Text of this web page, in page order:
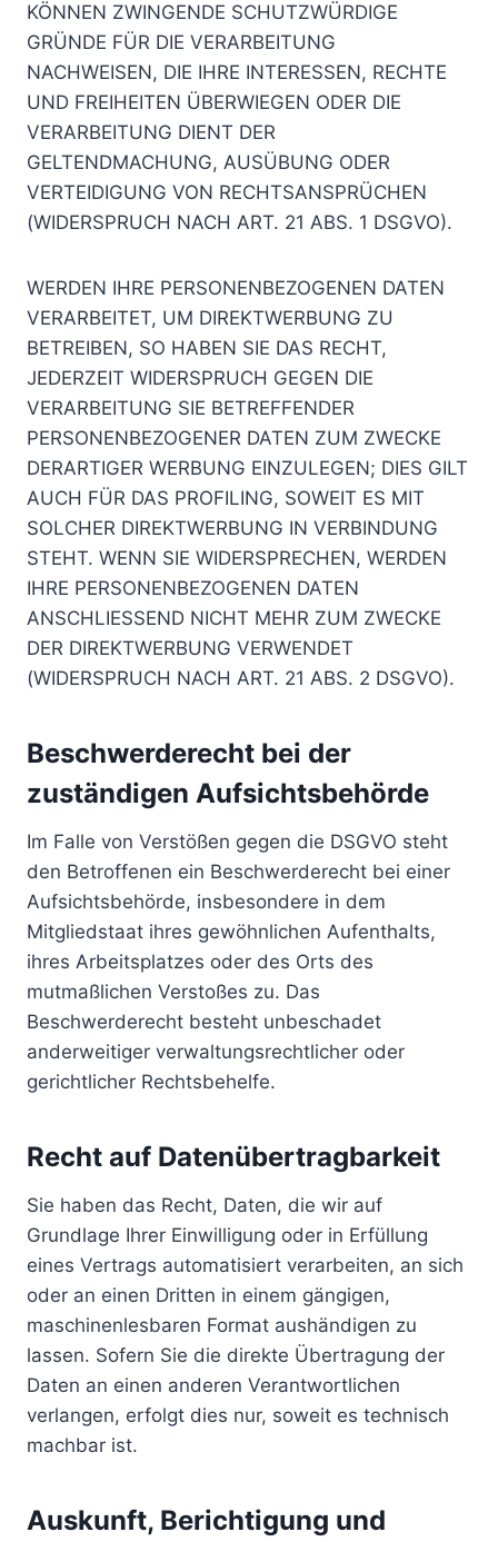
KÖNNEN ZWINGENDE SCHUTZWÜRDIGE
GRÜNDE FÜR DIE VERARBEITUNG
NACHWEISEN, DIE IHRE INTERESSEN, RECHTE
UND FREIHEITEN ÜBERWIEGEN ODER DIE
VERARBEITUNG DIENT DER
GELTENDMACHUNG, AUSÜBUNG ODER
VERTEIDIGUNG VON RECHTSANSPRÜCHEN
(WIDERSPRUCH NACH ART. 21 ABS. 1 DSGVO).
WERDEN IHRE PERSONENBEZOGENEN DATEN
VERARBEITET, UM DIREKTWERBUNG ZU
BETREIBEN, SO HABEN SIE DAS RECHT,
JEDERZEIT WIDERSPRUCH GEGEN DIE
VERARBEITUNG SIE BETREFFENDER
PERSONENBEZOGENER DATEN ZUM ZWECKE
DERARTIGER WERBUNG EINZULEGEN; DIES GILT
AUCH FÜR DAS PROFILING, SOWEIT ES MIT
SOLCHER DIREKTWERBUNG IN VERBINDUNG
STEHT. WENN SIE WIDERSPRECHEN, WERDEN
IHRE PERSONENBEZOGENEN DATEN
ANSCHLIESSEND NICHT MEHR ZUM ZWECKE
DER DIREKTWERBUNG VERWENDET
(WIDERSPRUCH NACH ART. 21 ABS. 2 DSGVO).
Beschwerde­recht bei der
zuständigen Aufsichts­behörde
Im Falle von Verstößen gegen die DSGVO steht
den Betroffenen ein Beschwerderecht bei einer
Aufsichtsbehörde, insbesondere in dem
Mitgliedstaat ihres gewöhnlichen Aufenthalts,
ihres Arbeitsplatzes oder des Orts des
mutmaßlichen Verstoßes zu. Das
Beschwerderecht besteht unbeschadet
anderweitiger verwaltungsrechtlicher oder
gerichtlicher Rechtsbehelfe.
Recht auf Daten­übertrag­barkeit
Sie haben das Recht, Daten, die wir auf
Grundlage Ihrer Einwilligung oder in Erfüllung
eines Vertrags automatisiert verarbeiten, an sich
oder an einen Dritten in einem gängigen,
maschinenlesbaren Format aushändigen zu
lassen. Sofern Sie die direkte Übertragung der
Daten an einen anderen Verantwortlichen
verlangen, erfolgt dies nur, soweit es technisch
machbar ist.
Auskunft, Berichtigung und